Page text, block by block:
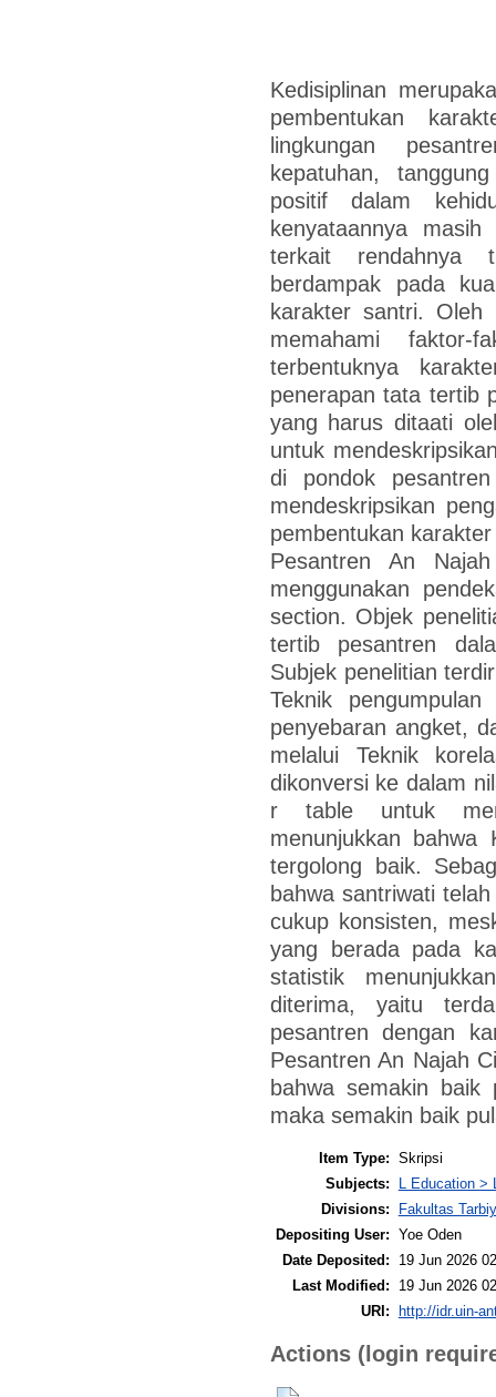
Kedisiplinan
pembentukan
lingkungan
kepatuhan,
positif dalam
kenyataannya
terkait rendahnya
berdampak pada
karakter santri. Oleh
memahami faktor-
terbentuknya
penerapan tata tertib
yang harus ditaati
untuk
di pondok
mendeskripsikan
pembentukan
Pesantren An
menggunakan
section. Objek
tertib pesantren
Subjek penelitian
Teknik
penyebaran angket,
melalui Teknik
dikonversi ke dalam
r table untuk
menunjukkan bahwa
tergolong baik.
bahwa santriwati
cukup konsisten,
yang berada pada
statistik
diterima, yaitu
pesantren dengan
Pesantren An Najah
bahwa semakin
maka semakin baik
Item Type: Skripsi
Subjects:
L Education >
Divisions:
Fakultas
Depositing User: Yoe Oden
Date Deposited:
19 Jun 2026
Last Modified:
19 Jun 2026
URI: http://idr.uin-
Actions (login